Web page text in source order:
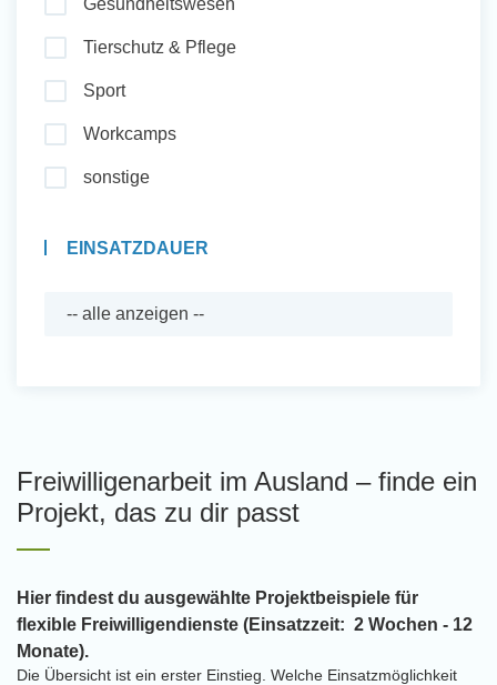
Gesundheitswesen
Tierschutz & Pflege
Sport
Workcamps
sonstige
EINSATZDAUER
Freiwilligenarbeit im Ausland – finde ein
Projekt, das zu dir passt
Hier findest du ausgewählte Projektbeispiele für
flexible Freiwilligendienste (Einsatzzeit: 2 Wochen - 12
Monate).
Die Übersicht ist ein erster Einstieg. Welche Einsatzmöglichkeit